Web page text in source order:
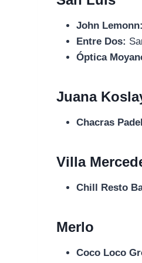
John Lemonn:
Entre Dos:
Óptica
Juana
Chacras
Villa
Chill Resto
Merlo
Coco Loco